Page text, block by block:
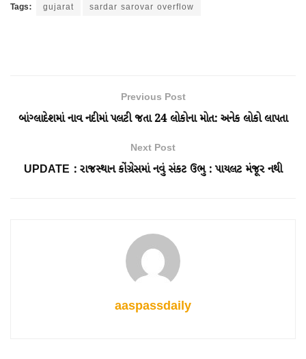
Tags: gujarat sardar sarovar overflow
Previous Post
બાંગ્લાદેશમાં નાવ નદીમાં પલટી જતા 24 લોકોના મોત: અનેક લોકો લાપતા
Next Post
UPDATE : રાજસ્થાન કોંગ્રેસમાં નવું સંકટ ઉભુ : પાયલટ મંજૂર નથી
aaspassdaily